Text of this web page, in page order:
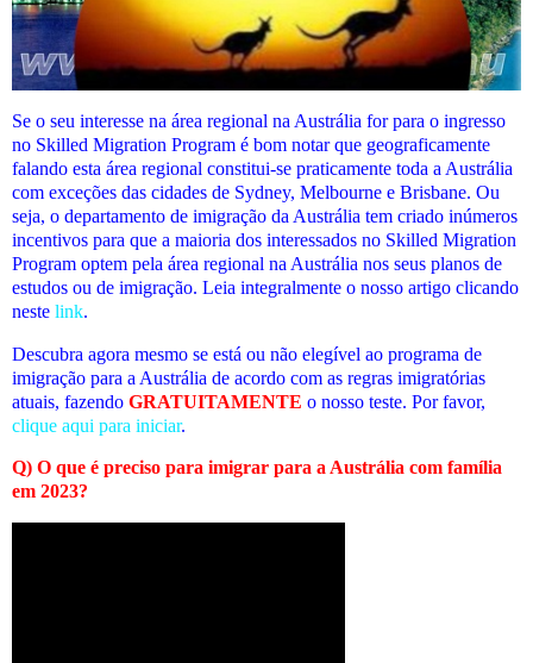
Se o seu interesse na área regional na Austrália for para o ingresso
no Skilled Migration Program é bom notar que geograficamente
falando esta área regional constitui-se praticamente toda a Austrália
com exceções das cidades de Sydney, Melbourne e Brisbane. Ou
seja, o departamento de imigração da Austrália tem criado inúmeros
incentivos para que a maioria dos interessados no Skilled Migration
Program optem pela área regional na Austrália nos seus planos de
estudos ou de imigração. Leia integralmente o nosso artigo clicando
neste link.
Descubra agora mesmo se está ou não elegível ao programa de
imigração para a Austrália de acordo com as regras imigratórias
atuais, fazendo GRATUITAMENTE o nosso teste. Por favor,
clique aqui para iniciar.
Q) O que é preciso para imigrar para a Austrália com família
em 2023?